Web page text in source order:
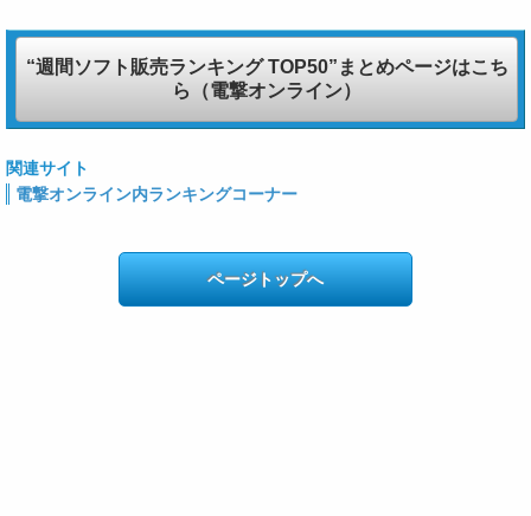
“週間ソフト販売ランキング TOP50”まとめページはこち
ら（電撃オンライン）
関連サイト
電撃オンライン内ランキングコーナー
ページトップへ